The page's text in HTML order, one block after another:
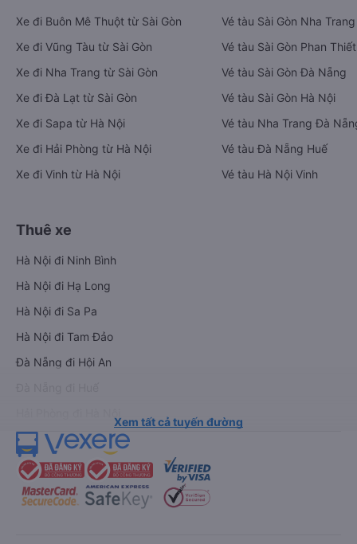
Xe đi Buôn Mê Thuột từ Sài Gòn
Xe đi Vũng Tàu từ Sài Gòn
Xe đi Nha Trang từ Sài Gòn
Xe đi Đà Lạt từ Sài Gòn
Xe đi Sapa từ Hà Nội
Xe đi Hải Phòng từ Hà Nội
Xe đi Vinh từ Hà Nội
Vé tàu Sài Gòn Nha Trang
Vé tàu Sài Gòn Phan Thiết
Vé tàu Sài Gòn Đà Nẵng
Vé tàu Sài Gòn Hà Nội
Vé tàu Nha Trang Đà
Vé tàu Đà Nẵng Huế
Vé tàu Hà Nội Vinh
Thuê xe
Hà Nội đi Ninh Bình
Hà Nội đi Hạ Long
Hà Nội đi Sa Pa
Hà Nội đi Tam Đảo
Đà Nẵng đi Hội An
Xem tất cả tuyến đường